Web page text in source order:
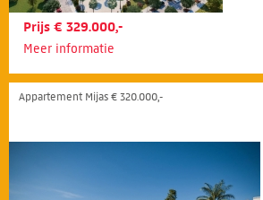
Prijs € 329.000,-
Meer informatie
Appartement Mijas € 320.000,-